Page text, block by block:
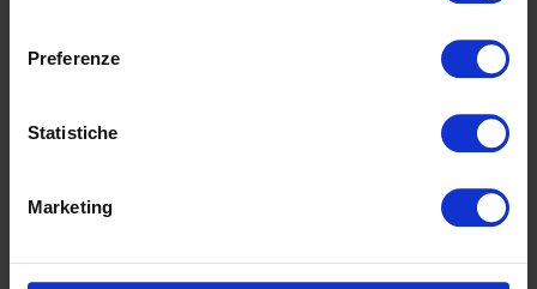
Preferenze
Statistiche
Marketing
SKU:666A